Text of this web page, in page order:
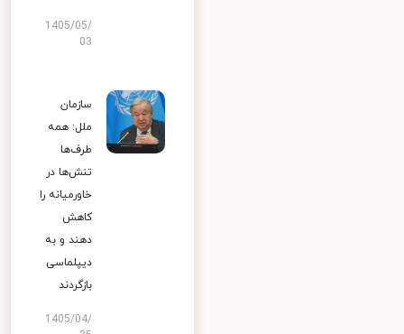
1405/05/
03
سازمان
ملل: همه
طرف‌ها
تنش‌ها در
خاورمیانه را
کاهش
دهند و به
دیپلماسی
بازگردند
1405/04/